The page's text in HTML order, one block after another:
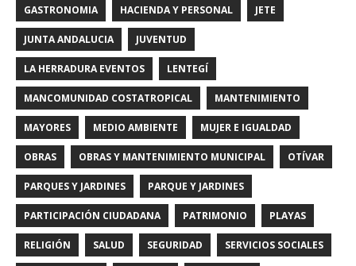
GASTRONOMIA HACIENDA Y PERSONAL JETE
JUNTA ANDALUCIA JUVENTUD
LA HERRADURA EVENTOS LENTEGÍ
MANCOMUNIDAD COSTATROPICAL MANTENIMIENTO
MAYORES MEDIO AMBIENTE MUJER E IGUALDAD
OBRAS OBRAS Y MANTENIMIENTO MUNICIPAL OTÍVAR
PARQUES Y JARDINES PARQUE Y JARDINES
PARTICIPACIÓN CIUDADANA PATRIMONIO PLAYAS
RELIGIÓN SALUD SEGURIDAD SERVICIOS SOCIALES